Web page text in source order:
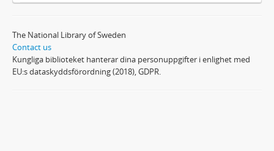
The National Library of Sweden
Contact us
Kungliga biblioteket hanterar dina personuppgifter i enlighet med
EU:s dataskyddsförordning (2018), GDPR.